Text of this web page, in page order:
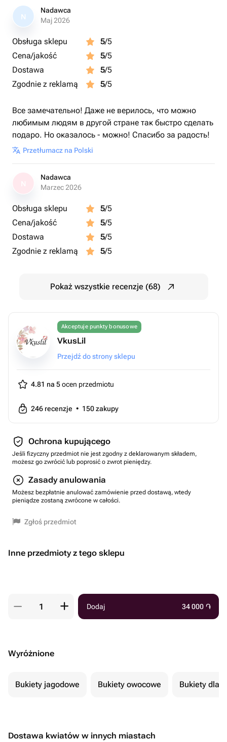
N
Nadawca
Maj 2026
Obsługa sklepu 5/5
Cena/jakość
5/5
Dostawa
5/5
Zgodnie z reklamą
5/5
Все замечательно! Даже не верилось, что можно
любимым людям в другой стране так быстро сделать
подаро. Но оказалось - можно! Спасибо за радость!
Przetłumacz na Polski
Nadawca
Marzec 2026
Obsługa sklepu 5/5
Cena/jakość
5/5
Dostawa
5/5
Zgodnie z reklamą
5/5
Pokaż wszystkie recenzje (68)
Akceptuje punkty bonusowe
VkusLil
Przejdź do strony sklepu
4.81 na 5ocen przedmiotu
246 recenzje • 150zakupy
Ochrona kupującego
Jeśli fizyczny przedmiot nie jest zgodny z deklarowanym składem,
możesz go zwrócić lub poprosić o zwrot pieniędzy.
Zasady anulowania
Możesz bezpłatnie anulować zamówienie przed dostawą, wtedy
pieniądze zostaną zwrócone w całości.
Zgłoś przedmiot
Inne przedmioty z tego sklepu
Dodaj 34 000 ֏
Wyróżnione
Bukiety jagodowe Bukiety owocowe Bukiety dla
Dostawa kwiatów w innych miastach